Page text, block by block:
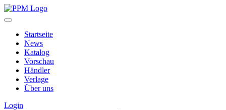
Startseite
News
Katalog
Vorschau
Händler
Verlage
Über uns
Login